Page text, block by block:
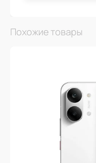
Похожие товары